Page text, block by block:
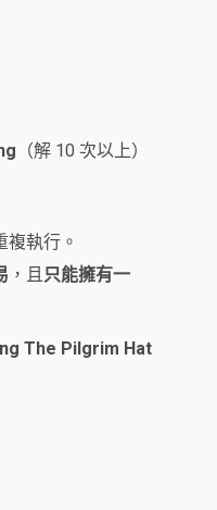
（解 10 次以上）
執行。
，且只能擁有一
The Pilgrim Hat